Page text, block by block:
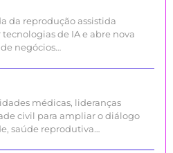
da reprodução assistida
de IA e abre nova
negócios…
médicas, lideranças
civil para ampliar o diálogo
saúde reprodutiva…